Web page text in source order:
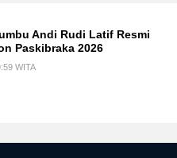
Andi Rudi Latif Resmi
Paskibraka 2026
WITA